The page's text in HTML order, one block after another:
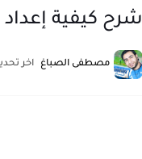
أحدث
كيف
شرح كيفية
مصطفى الصباغ اخر